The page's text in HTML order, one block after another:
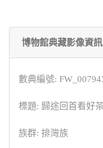
博物館典藏影像資訊
數典編號:
標題: 歸途回首看好茶
族群: 排灣族